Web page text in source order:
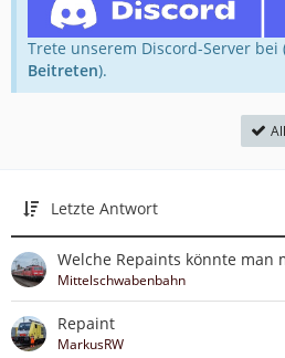
Trete unserem Discord-Server bei
Beitreten).
Letzte Antwort
Welche Repaints könnte man
Mittelschwabenbahn
Repaint
MarkusRW